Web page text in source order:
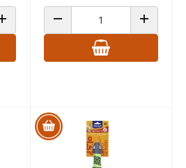
ANZAHL ERHÖHENANZAHL VERRINGERN ANZAHL